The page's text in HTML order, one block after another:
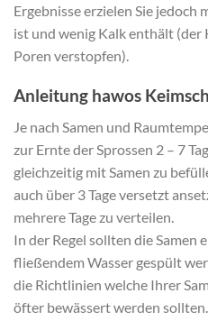
Ergebnisse erzielen Sie
ist und wenig Kalk enthält (der
Poren verstopfen).
Anleitung hawos
Je nach Samen und
zur Ernte der Sprossen 2 – 7
gleichzeitig mit Samen zu
auch über 3 Tage versetzt
mehrere Tage zu verteilen.
In der Regel sollten die Samen
fließendem Wasser gespült
die Richtlinien welche Ihrer
öfter bewässert werden sollten.